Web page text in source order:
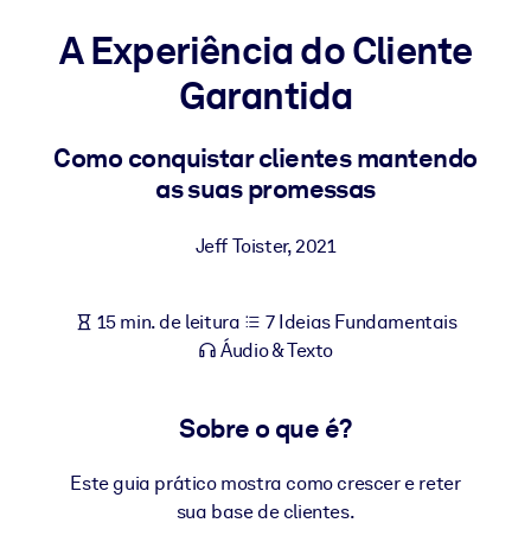
Leve conhecimento verificado e conciso para seu LMS/LXP para
resultados de aprendizagem mais sólidos.
Enriqueça sua biblioteca corporativa com conhecimento de
Para sistemas de IA
A Experiência do Cliente
Garantida
Como conquistar clientes mantendo
as suas promessas
Jeff Toister,2021
15 min. de leitura
7 Ideias Fundamentais
Áudio & Texto
Sobre o que é?
Este guia prático mostra como crescer e reter
sua base de clientes.